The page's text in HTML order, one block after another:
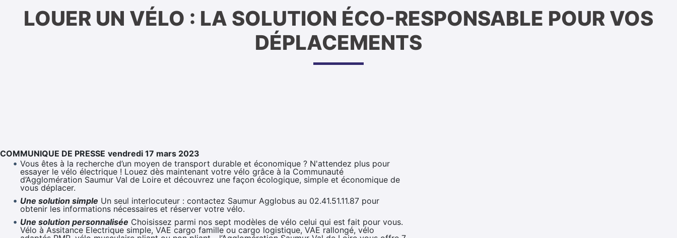
LOUER UN VÉLO : LA SOLUTION ÉCO-RESPONSABLE POUR VOS
DÉPLACEMENTS
COMMUNIQUE DE PRESSE vendredi 17 mars 2023
Vous êtes à la recherche d’un moyen de transport durable et économique ? N'attendez plus pour
essayer le vélo électrique ! Louez dès maintenant votre vélo grâce à la Communauté
d’Agglomération Saumur Val de Loire et découvrez une façon écologique, simple et économique de
vous déplacer.
Une solution simple Un seul interlocuteur : contactez Saumur Agglobus au 02.41.51.11.87 pour
obtenir les informations nécessaires et réserver votre vélo.
Une solution personnalisée Choisissez parmi nos sept modèles de vélo celui qui est fait pour vous.
Vélo à Assitance Electrique simple, VAE cargo famille ou cargo logistique, VAE rallongé, vélo